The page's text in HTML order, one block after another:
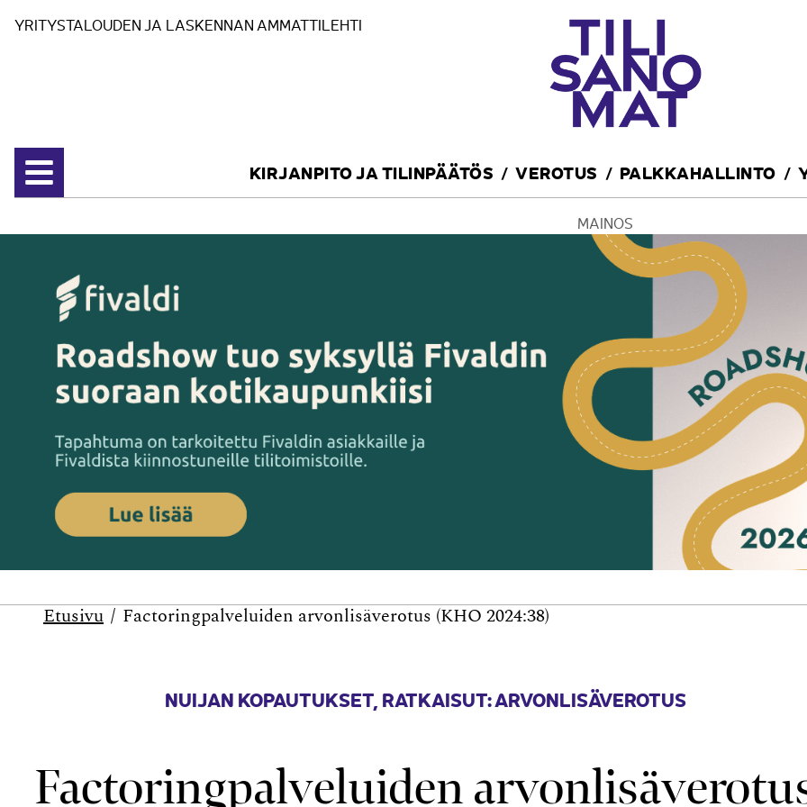
YRITYSTALOUDEN JA LASKENNAN AMMATTILEHTI
Avaa valikko
KIRJANPITO JA TILINPÄÄTÖS VEROTUS PALKKAHALLINTO
MAINOS
Etusivu Factoringpalveluiden arvonlisäverotus (KHO 2024:38)
NUIJAN KOPAUTUKSET, RATKAISUT: ARVONLISÄVEROTUS
Factoringpalveluiden